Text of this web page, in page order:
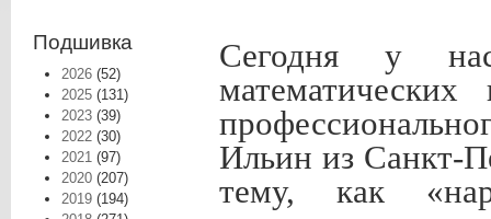
Подшивка
2026 (52)
2025 (131)
2023 (39)
2022 (30)
2021 (97)
2020 (207)
2019 (194)
Сегодня у
Ильин из Санкт-
тему, как